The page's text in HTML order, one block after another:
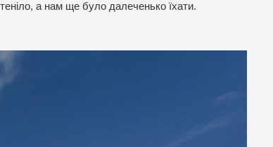
а нам ще було далеченько їхати.